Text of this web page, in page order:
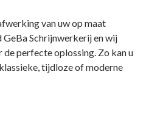
van uw op maat
Schrijnwerkerij en wij
de perfecte oplossing. Zo kan u
tijdloze of moderne